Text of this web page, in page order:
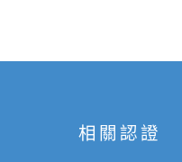
相關認證